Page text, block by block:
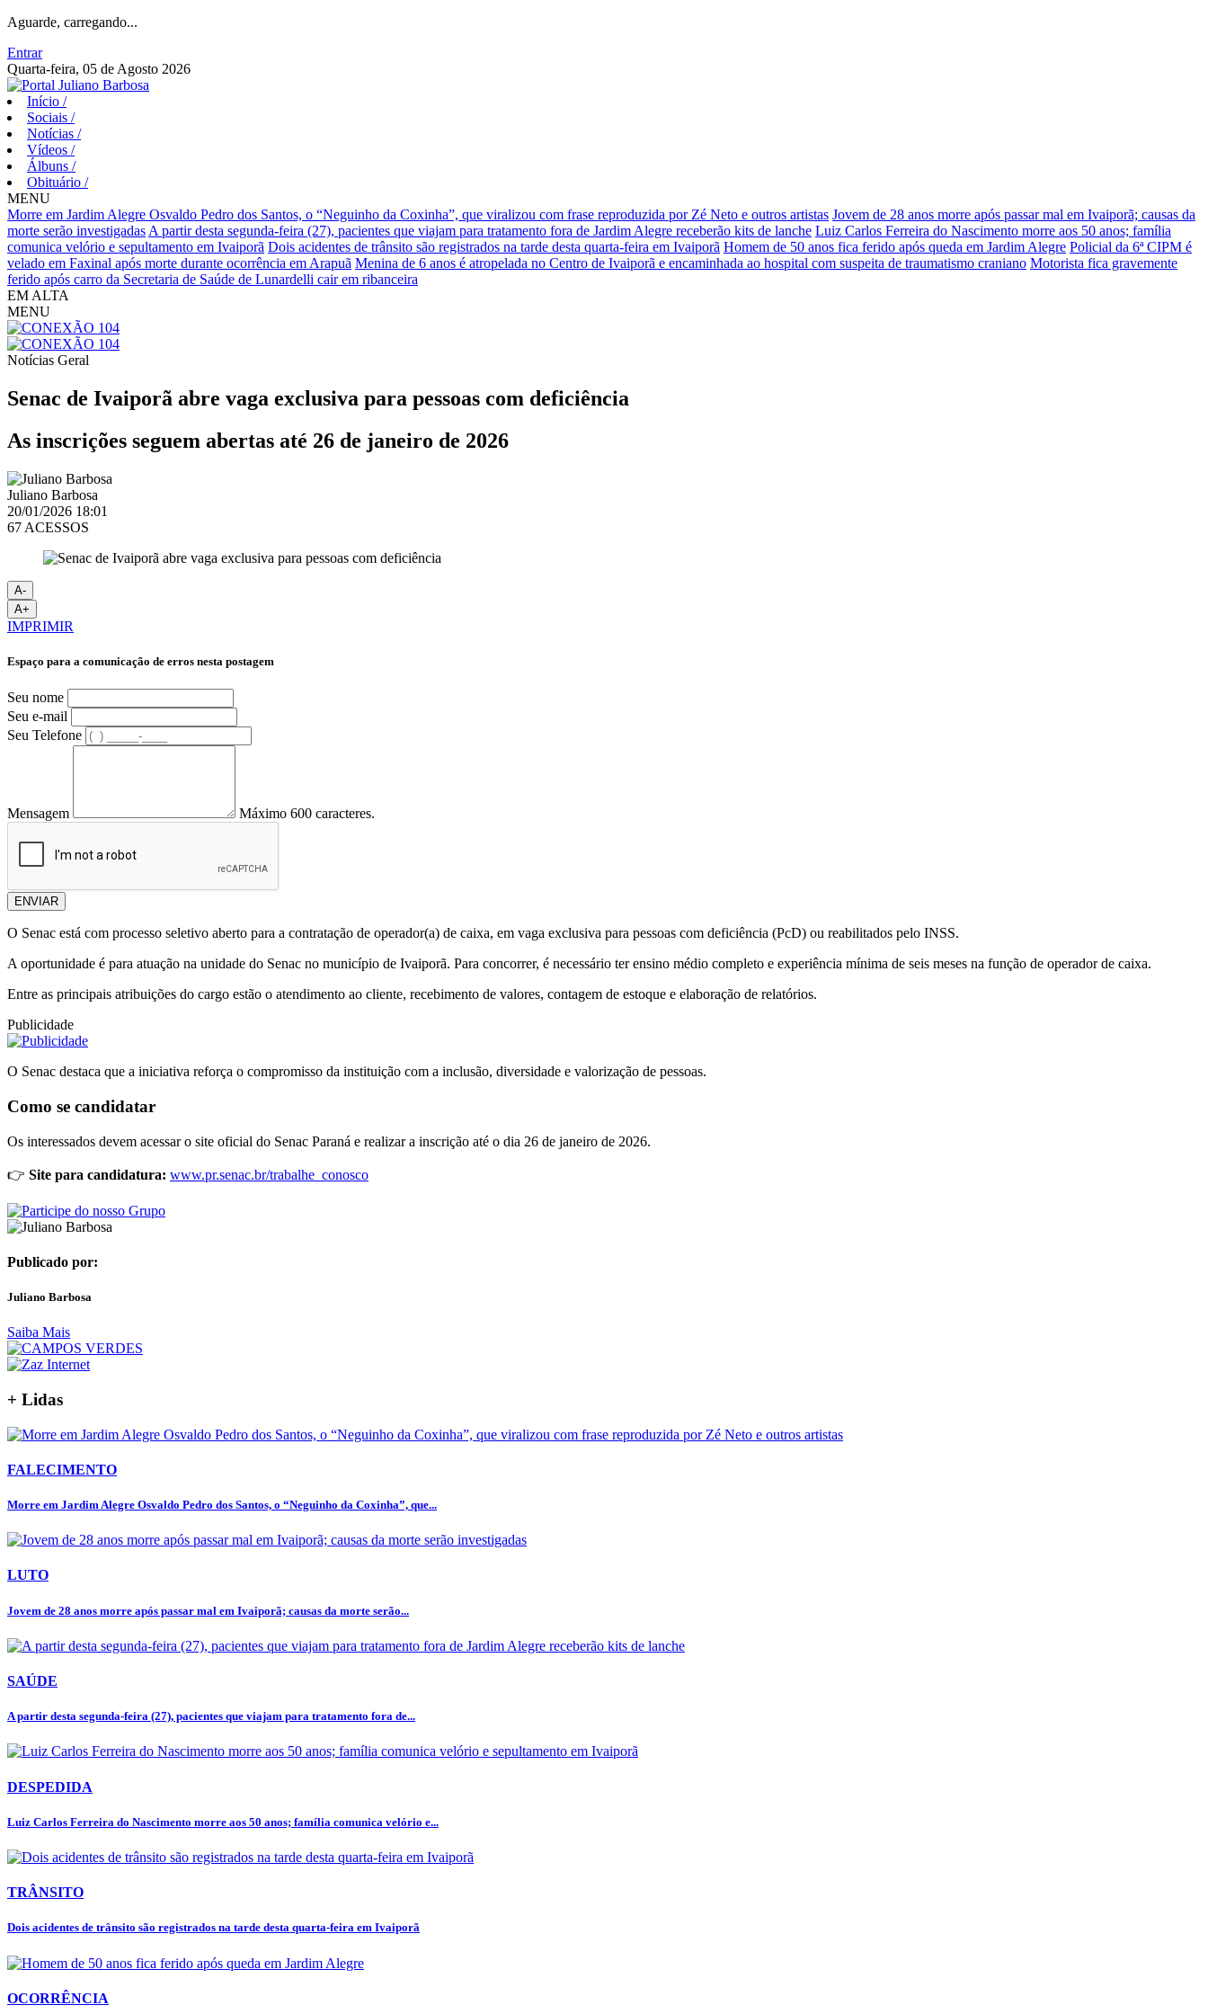
Aguarde, carregando...
Entrar
Quarta-feira, 05 de Agosto 2026
Início /
Sociais /
Notícias /
Vídeos /
Álbuns /
Obituário /
MENU
Morre em Jardim Alegre Osvaldo Pedro dos Santos, o “Neguinho da Coxinha”, que viralizou com frase reproduzida por Zé Neto e outros artistas Jovem de 28 anos morre após passar mal em Ivaiporã; causas da
morte serão investigadas A partir desta segunda-feira (27), pacientes que viajam para tratamento fora de Jardim Alegre receberão kits de lanche Luiz Carlos Ferreira do Nascimento morre aos 50 anos; família
comunica velório e sepultamento em Ivaiporã Dois acidentes de trânsito são registrados na tarde desta quarta-feira em Ivaiporã Homem de 50 anos fica ferido após queda em Jardim Alegre Policial da 6ª CIPM é
velado em Faxinal após morte durante ocorrência em Arapuã Menina de 6 anos é atropelada no Centro de Ivaiporã e encaminhada ao hospital com suspeita de traumatismo craniano Motorista fica gravemente
ferido após carro da Secretaria de Saúde de Lunardelli cair em ribanceira
EM ALTA
MENU
Notícias Geral
Senac de Ivaiporã abre vaga exclusiva para pessoas com deficiência
As inscrições seguem abertas até 26 de janeiro de 2026
Juliano Barbosa
20/01/2026 18:01
67 ACESSOS
A-
A+
IMPRIMIR
Espaço para a comunicação de erros nesta postagem
Seu nome
Seu e-mail
Seu Telefone
Mensagem Máximo 600 caracteres.
ENVIAR
O Senac está com processo seletivo aberto para a contratação de operador(a) de caixa, em vaga exclusiva para pessoas com deficiência (PcD) ou reabilitados pelo INSS.
A oportunidade é para atuação na unidade do Senac no município de Ivaiporã. Para concorrer, é necessário ter ensino médio completo e experiência mínima de seis meses na função de operador de caixa.
Entre as principais atribuições do cargo estão o atendimento ao cliente, recebimento de valores, contagem de estoque e elaboração de relatórios.
Publicidade
O Senac destaca que a iniciativa reforça o compromisso da instituição com a inclusão, diversidade e valorização de pessoas.
Como se candidatar
Os interessados devem acessar o site oficial do Senac Paraná e realizar a inscrição até o dia 26 de janeiro de 2026.
👉 Site para candidatura: www.pr.senac.br/trabalhe_conosco
Publicado por:
Juliano Barbosa
Saiba Mais
+ Lidas
FALECIMENTO
Morre em Jardim Alegre Osvaldo Pedro dos Santos, o “Neguinho da Coxinha”, que...
LUTO
Jovem de 28 anos morre após passar mal em Ivaiporã; causas da morte serão...
SAÚDE
A partir desta segunda-feira (27), pacientes que viajam para tratamento fora de...
DESPEDIDA
Luiz Carlos Ferreira do Nascimento morre aos 50 anos; família comunica velório e...
TRÂNSITO
Dois acidentes de trânsito são registrados na tarde desta quarta-feira em Ivaiporã
OCORRÊNCIA